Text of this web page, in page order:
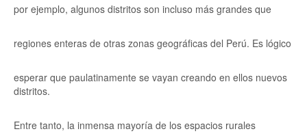
por ejemplo, algunos distritos son incluso más grandes que
regiones enteras de otras zonas geográficas del Perú. Es lógico
esperar que paulatinamente se vayan creando en ellos nuevos
distritos.
Entre tanto, la inmensa mayoría de los espacios rurales